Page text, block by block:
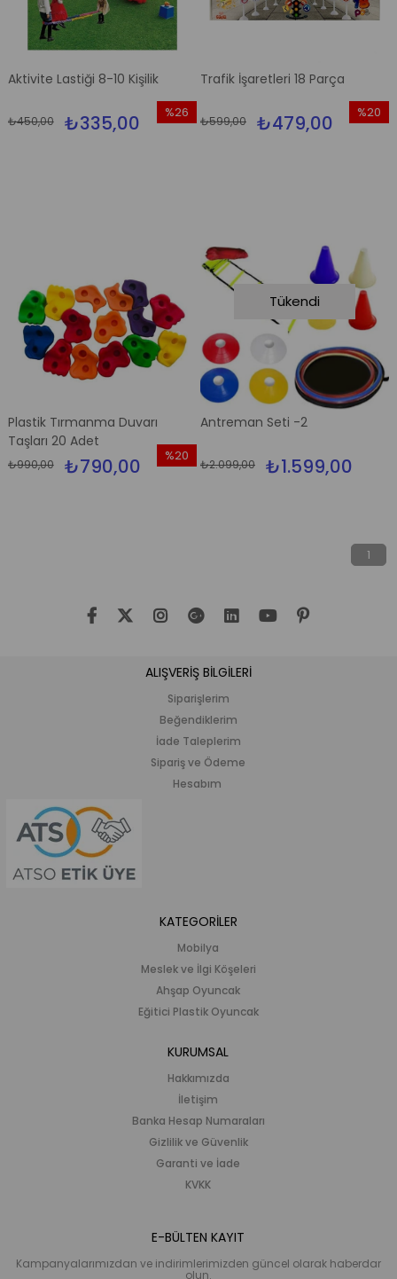
Aktivite Lastiği 8-10 Kişilik
₺335,00
₺450,00
%26
Trafik İşaretleri 18 Parça
₺479,00
₺599,00
%20
Plastik Tırmanma Duvarı
Taşları 20 Adet
₺790,00
₺990,00
%20
Tükendi
Antreman Seti -2
₺1.599,00
₺2.099,00
1
ALIŞVERİŞ BİLGİLERİ
Siparişlerim
Beğendiklerim
İade Taleplerim
Sipariş ve Ödeme
Hesabım
KATEGORİLER
Mobilya
Meslek ve İlgi Köşeleri
Ahşap Oyuncak
Eğitici Plastik Oyuncak
KURUMSAL
Hakkımızda
İletişim
Banka Hesap Numaraları
Gizlilik ve Güvenlik
Garanti ve İade
KVKK
E-BÜLTEN KAYIT
Kampanyalarımızdan ve indirimlerimizden güncel olarak haberdar
olun.